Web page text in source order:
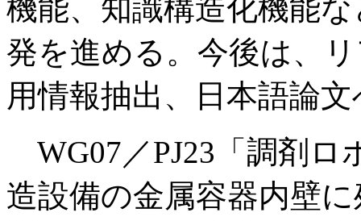
機能、知識構造化機能
発を進める。今後は、
用情報抽出、日本語論
WG07／PJ23「調剤ロ
造設備の金属容器内壁